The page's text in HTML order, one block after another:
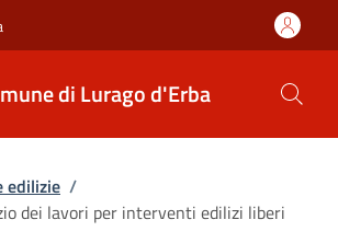
di Lurago d'Erba
edilizie /
dei lavori per interventi edilizi liberi